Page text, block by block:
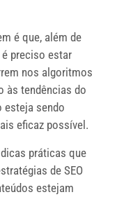
é que, além de
é preciso estar
nos algoritmos
às tendências do
esteja sendo
eficaz possível.
práticas que
de SEO
estejam